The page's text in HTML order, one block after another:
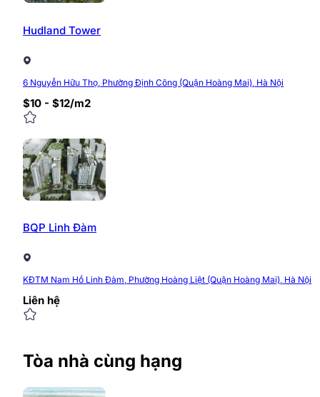
Hudland Tower
6 Nguyễn Hữu Thọ, Phường Định Công (Quận Hoàng Mai), Hà Nội
$10 - $12/m2
BQP Linh Đàm
KĐTM Nam Hồ Linh Đàm, Phường Hoàng Liệt (Quận Hoàng Mai), Hà Nội
Liên hệ
Tòa nhà cùng hạng